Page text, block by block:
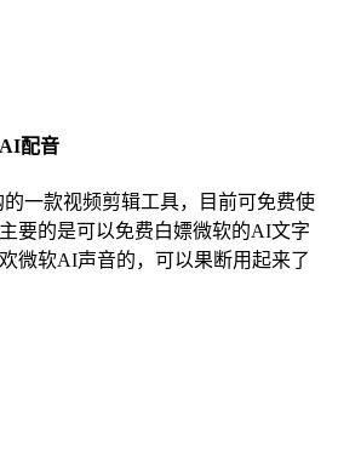
配音
的一款视频剪辑工具，目前可免费使
要的是可以免费白嫖微软的AI文字
微软AI声音的，可以果断用起来了